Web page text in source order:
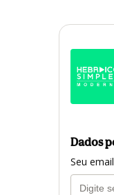
Dados
Seu email